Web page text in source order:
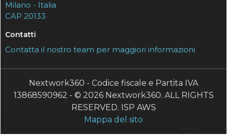
Milano - Italia
CAP 20133
Contatti
Contatta il nostro team per maggiori informazioni
Nextwork360 - Codice fiscale e Partita IVA
13868590962 - © 2026 Nextwork360. ALL RIGHTS
RESERVED. ISP AWS
Mappa del sito